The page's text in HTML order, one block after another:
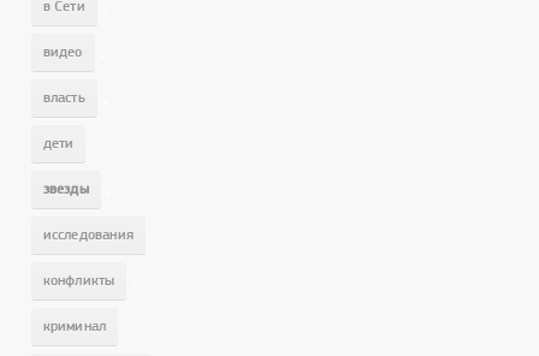
в Сети
видео
власть
дети
звезды
исследования
конфликты
криминал